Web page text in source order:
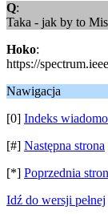
Q:
Taka - jak by to
Hoko:
https://
Nawigacja
[0] Indeks
[#] Następna strona
[*] Poprzednia
Idź do wersji pełnej